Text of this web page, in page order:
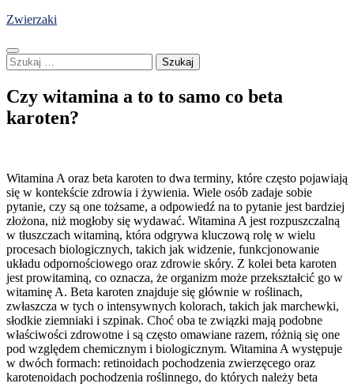
Skip
content
Zwierzaki
Szukaj:
Czy witamina a to to samo co beta
karoten?
Witamina A oraz beta karoten to dwa terminy, które często pojawiają
się w kontekście zdrowia i żywienia. Wiele osób zadaje sobie
pytanie, czy są one tożsame, a odpowiedź na to pytanie jest bardziej
złożona, niż mogłoby się wydawać. Witamina A jest rozpuszczalną
w tłuszczach witaminą, która odgrywa kluczową rolę w wielu
procesach biologicznych, takich jak widzenie, funkcjonowanie
układu odpornościowego oraz zdrowie skóry. Z kolei beta karoten
jest prowitaminą, co oznacza, że organizm może przekształcić go w
witaminę A. Beta karoten znajduje się głównie w roślinach,
zwłaszcza w tych o intensywnych kolorach, takich jak marchewki,
słodkie ziemniaki i szpinak. Choć oba te związki mają podobne
właściwości zdrowotne i są często omawiane razem, różnią się one
pod względem chemicznym i biologicznym. Witamina A występuje
w dwóch formach: retinoidach pochodzenia zwierzęcego oraz
karotenoidach pochodzenia roślinnego, do których należy beta